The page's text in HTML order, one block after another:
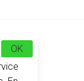
OK